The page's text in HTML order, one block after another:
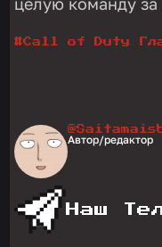
#Call of Duty
Автор/редактор
Наш